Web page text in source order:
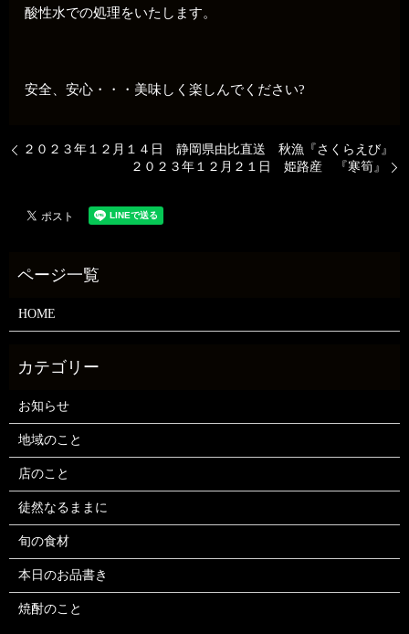
酸性水での処理をいたします。
安全、安心・・・美味しく楽しんでください?
２０２３年１２月１４日 静岡県由比直送 秋漁『さくらえび』
２０２３年１２月２１日 姫路産 『寒筍』
HOME
お知らせ
地域のこと
店のこと
徒然なるままに
旬の食材
本日のお品書き
焼酎のこと